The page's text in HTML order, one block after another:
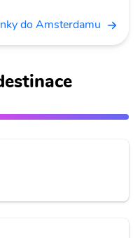
do Amsterdamu